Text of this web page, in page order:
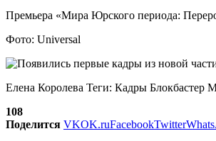
Премьера «Мира Юрского периода:
Фото: Universal
Елена Королева Теги: Кадры
108
Поделится VKOK.ruFacebookTwitter